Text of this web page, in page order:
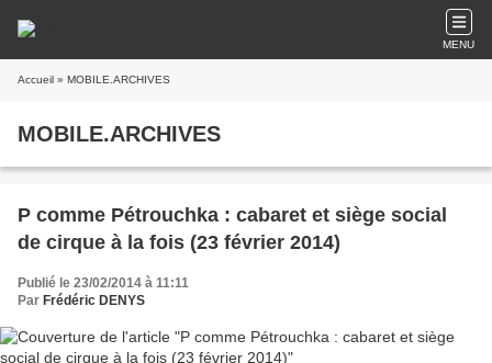
MENU
Accueil » MOBILE.ARCHIVES
MOBILE.ARCHIVES
P comme Pétrouchka : cabaret et siège social
de cirque à la fois (23 février 2014)
Publié le 23/02/2014 à 11:11
Par Frédéric DENYS